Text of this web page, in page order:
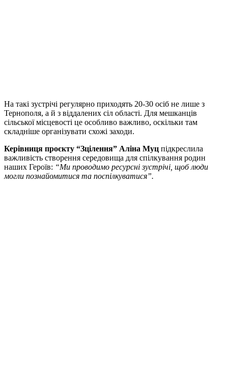
На такі зустрічі регулярно приходять 20-30 осіб не лише з
Тернополя, а й з віддалених сіл області. Для мешканців
сільської місцевості це особливо важливо, оскільки там
складніше організувати схожі заходи.
Керівниця проєкту “Зцілення” Аліна Муц підкреслила
важливість створення середовища для спілкування родин
наших Героїв: “Ми проводимо ресурсні зустрічі, щоб люди
могли познайомитися та поспілкуватися”.